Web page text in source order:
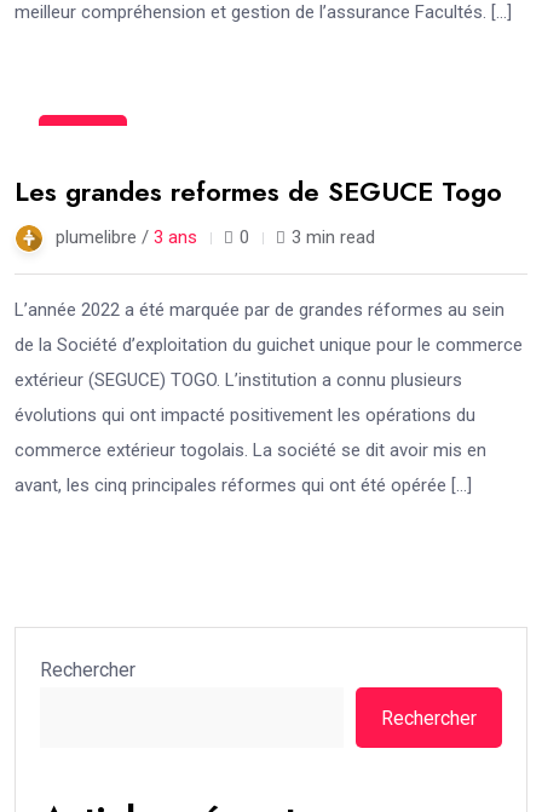
meilleur compréhension et gestion de l’assurance Facultés. […]
Les grandes reformes de SEGUCE Togo
plumelibre / 3 ans 0 3 min read
L’année 2022 a été marquée par de grandes réformes au sein
de la Société d’exploitation du guichet unique pour le commerce
extérieur (SEGUCE) TOGO. L’institution a connu plusieurs
évolutions qui ont impacté positivement les opérations du
commerce extérieur togolais. La société se dit avoir mis en
avant, les cinq principales réformes qui ont été opérée […]
Rechercher
Rechercher